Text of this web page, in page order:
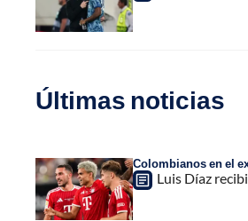
Últimas noticias
Colombianos en el
Luis Díaz